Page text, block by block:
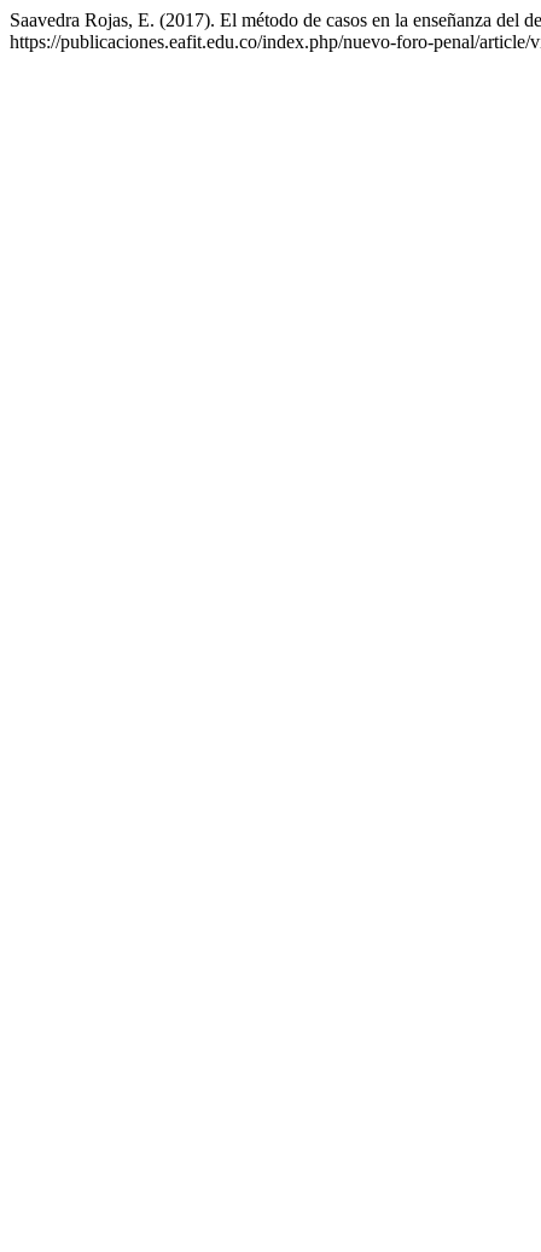
Saavedra Rojas, E. (2017). El método de casos en la enseñanza del
https://publicaciones.eafit.edu.co/index.php/nuevo-foro-penal/article/